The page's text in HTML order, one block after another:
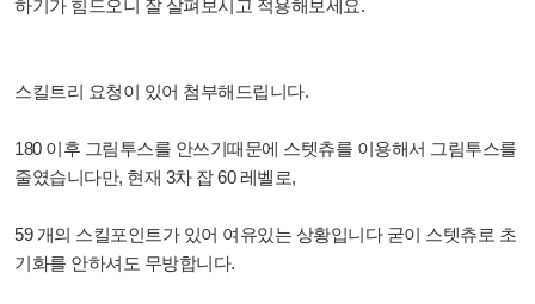
하기가 힘드오니 잘 살펴보시고 적용해보세요.
스킬트리 요청이 있어 첨부해드립니다.
180 이후 그림투스를 안쓰기때문에 스텟츄를 이용해서 그림투스를
줄였습니다만, 현재 3차 잡 60 레벨로,
59 개의 스킬포인트가 있어 여유있는 상황입니다 굳이 스텟츄로 초
기화를 안하셔도 무방합니다.